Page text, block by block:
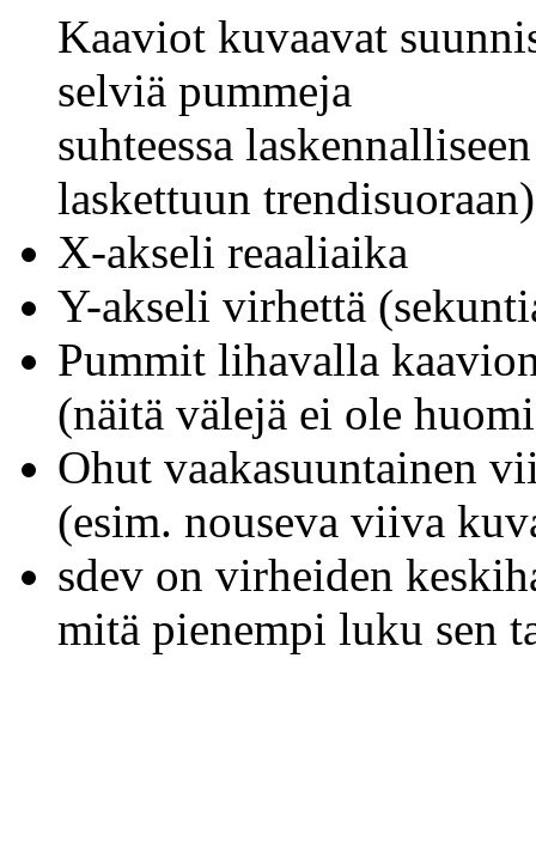
Kaaviot kuvaavat
selviä pummeja
suhteessa
laskettuun
X-akseli reaaliaika
Y-akseli virhettä
Pummit lihavalla
(näitä välejä ei ole
Ohut vaakasuuntainen
(esim. nouseva viiva
sdev on virheiden
mitä pienempi luku sen